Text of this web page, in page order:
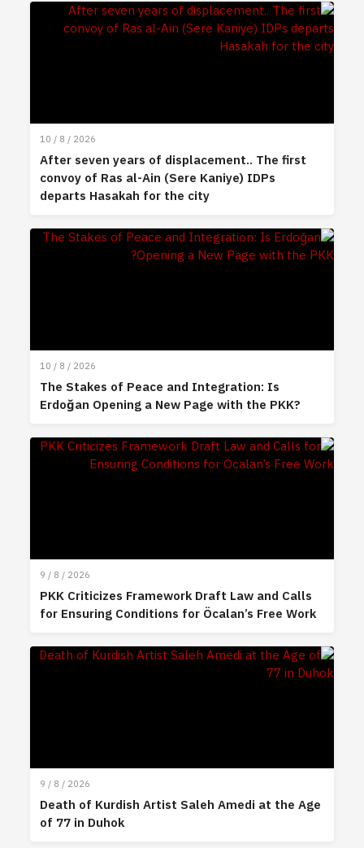
10 / 8 / 2026
After seven years of displacement.. The first
convoy of Ras al-Ain (Sere Kaniye) IDPs
departs Hasakah for the city
10 / 8 / 2026
The Stakes of Peace and Integration: Is
Erdoğan Opening a New Page with the PKK?
9 / 8 / 2026
PKK Criticizes Framework Draft Law and Calls
for Ensuring Conditions for Öcalan’s Free Work
9 / 8 / 2026
Death of Kurdish Artist Saleh Amedi at the Age
of 77 in Duhok